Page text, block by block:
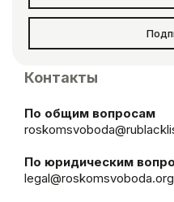
Контакты
По общим вопросам
По юридическим
legal@roskomsvoboda.org